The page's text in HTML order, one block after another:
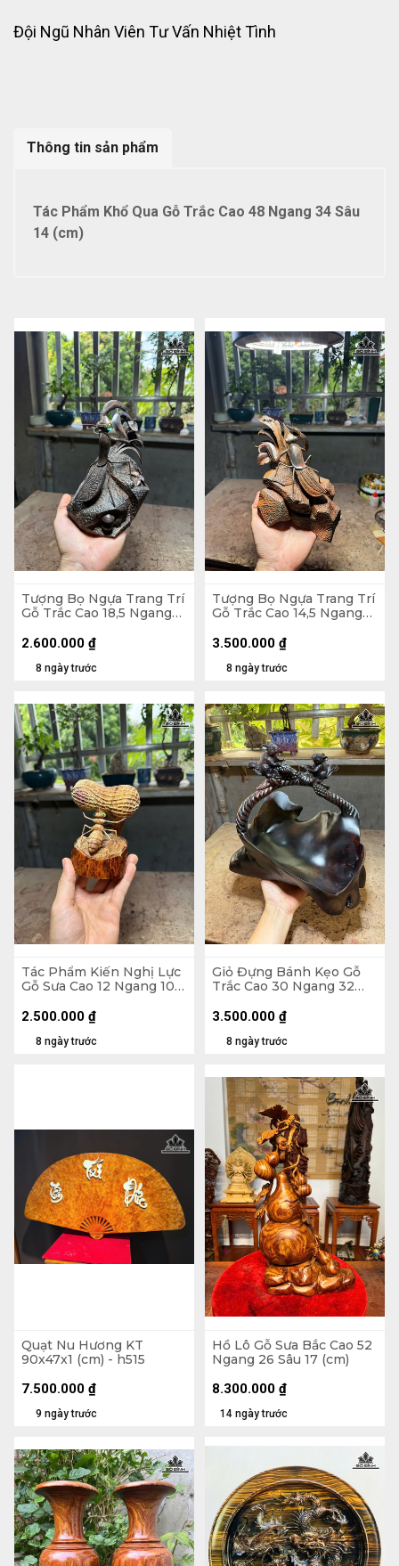
Đội Ngũ Nhân Viên Tư Vấn Nhiệt Tình
Thông tin sản phẩm
Tác Phẩm Khổ Qua Gỗ Trắc Cao 48 Ngang 34 Sâu
14 (cm)
Tượng Bọ Ngựa Trang Trí
Gỗ Trắc Cao 18,5 Ngang
8 ngày trước
2.600.000 ₫
Tượng Bọ Ngựa Trang Trí
Gỗ Trắc Cao 14,5 Ngang
8 ngày trước
3.500.000 ₫
Tác Phẩm Kiến Nghị Lực
Gỗ Sưa Cao 12 Ngang 10
8 ngày trước
2.500.000 ₫
Giỏ Đựng Bánh Kẹo Gỗ
Trắc Cao 30 Ngang 32
8 ngày trước
3.500.000 ₫
Quạt Nu Hương KT
90x47x1 (cm) - h515
9 ngày trước
7.500.000 ₫
Hồ Lô Gỗ Sưa Bắc Cao 52
Ngang 26 Sâu 17 (cm)
14 ngày trước
8.300.000 ₫